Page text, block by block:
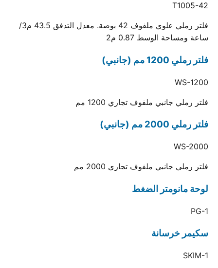
T1005-42
فلتر رملي علوي ملفوف 42 بوصة. معدل التدفق 43.5 م3/
ساعة ومساحة الوسط 0.87 م2
فلتر رملي 1200 مم (جانبي)
WS-1200
فلتر رملي جانبي ملفوف تجاري 1200 مم
فلتر رملي 2000 مم (جانبي)
WS-2000
فلتر رملي جانبي ملفوف تجاري 2000 مم
لوحة مانومتر الضغط
PG-1
سكيمر خرسانة
SKIM-1